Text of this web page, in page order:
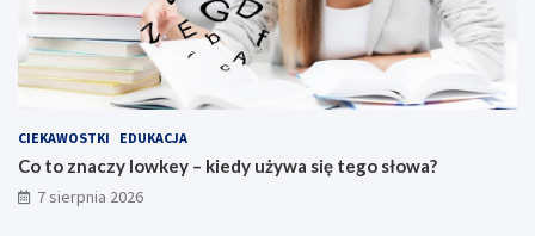
CIEKAWOSTKI EDUKACJA
Co to znaczy lowkey – kiedy używa się tego słowa?
7 sierpnia 2026